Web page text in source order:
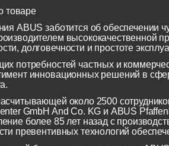
товаре
ABUS заботится об обеспечении
высококачественной
долговечности и простоте
потребностей частных и
инновационных решений в
около 2500
GmbH And Co. KG и ABUS
более 85 лет назад с
превентивных технологий